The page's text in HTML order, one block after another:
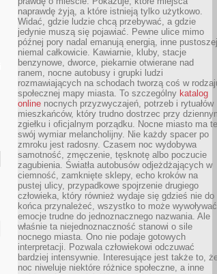
naprawdę żyją, a które istnieją tylko użytkowo.
Widać, gdzie ludzie chcą przebywać, a gdzie
jedynie muszą się pojawiać. Pewne ulice mimo
późnej pory nadal emanują energią, inne
niemal całkowicie. Kawiarnie, kluby, stacje
benzynowe, dworce, piekarnie otwierane nad
ranem, nocne autobusy i grupki ludzi
rozmawiających na schodach tworzą coś w
społecznej mapy miasta. To szczególny katalog
online nocnych przyzwyczajeń, potrzeb i rytuałów
mieszkańców, który trudno dostrzec przy
zgiełku i oficjalnym porządku. Nocne miasto ma
swój wymiar melancholijny. Nie każdy spacer po
zmroku jest radosny. Czasem noc wydobywa
samotność, zmęczenie, tęsknotę albo poczucie
zagubienia. Światła autobusów odjeżdżających w
ciemność, zamknięte sklepy, echo kroków na
pustej ulicy, przypadkowe spojrzenie drugiego
człowieka, który również wydaje się gdzieś nie do
końca przynależeć, wszystko to może wywoływać
emocje trudne do jednoznacznego nazwania. Ale
właśnie ta niejednoznaczność stanowi o sile
nocnego miasta. Ono nie podaje gotowych
interpretacji. Pozwala człowiekowi odczuwać
bardziej intensywnie. Interesujące jest także to,
noc niweluje niektóre różnice społeczne, a inne